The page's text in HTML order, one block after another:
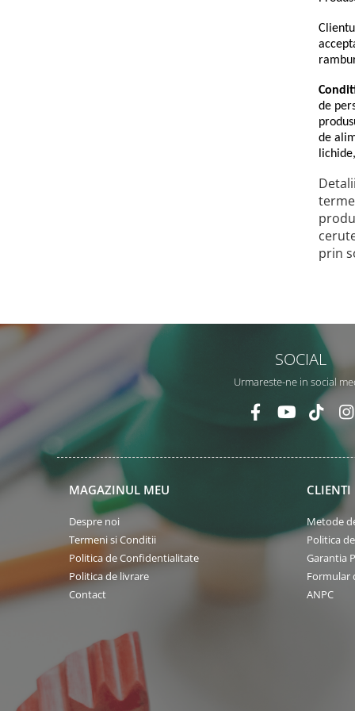
de
de
prin
SOCIAL
Urmareste-ne in social
MAGAZINUL MEU
Despre noi
Termeni si Conditii
Politica de Confidentialitate
Politica de livrare
Contact
CLIENTI
Metode
Politica
Garantia
Formular
ANPC